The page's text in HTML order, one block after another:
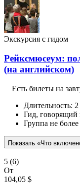
Экскурсия с гидом
Рейксмюсеум:
(на английском)
Есть билеты на
Длительность:
Гид, говорящий
Группа не более
Показать «Что
5 (6)
От
104,05 $